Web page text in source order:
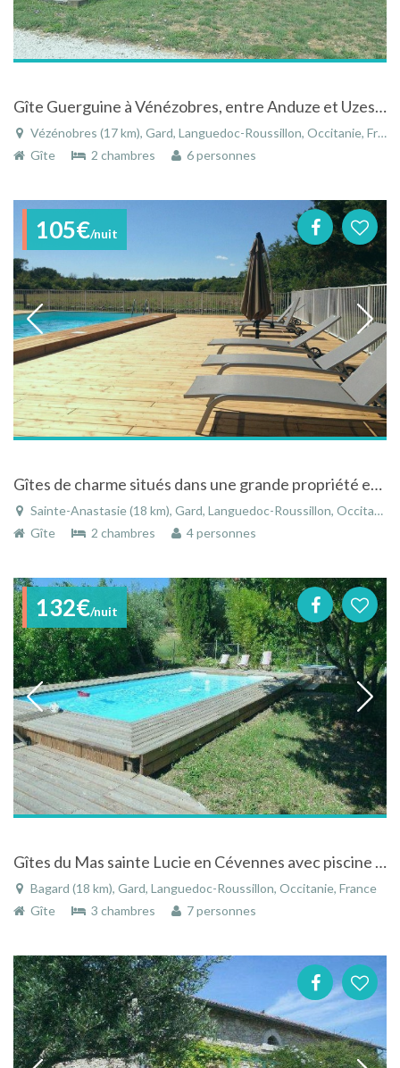
Gîte Guerguine à Vénézobres, entre Anduze et Uzes au pied de la cité médiévale
Vézénobres (17 km), Gard, Languedoc-Roussillon, Occitanie, France
Gîte
2 chambres 6 personnes
105€/nuit
Gîtes de charme situés dans une grande propriété entre Nîmes et Uzès.
Sainte-Anastasie (18 km), Gard, Languedoc-Roussillon, Occitanie, France
Gîte
2 chambres 4 personnes
132€/nuit
Gîtes du Mas sainte Lucie en Cévennes avec piscine au calme entourée de vignes
Bagard (18 km), Gard, Languedoc-Roussillon, Occitanie, France
Gîte
3 chambres 7 personnes